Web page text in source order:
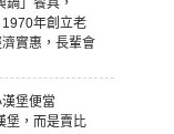
」餐具，
1970年創立老
實惠，長輩會
漢堡便當
堡，而是賣比